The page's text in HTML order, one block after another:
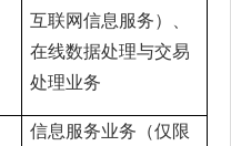
互联网信息服务）、
在线数据处理与交易
处理业务
信息服务业务（仅限